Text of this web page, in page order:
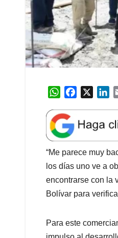
W
a
t
s
A
p
p
e
b
o
o
k
k
e
d
I
n
“Me parece muy
los días uno ve a
encontrarse con la
Bolívar para
Para este